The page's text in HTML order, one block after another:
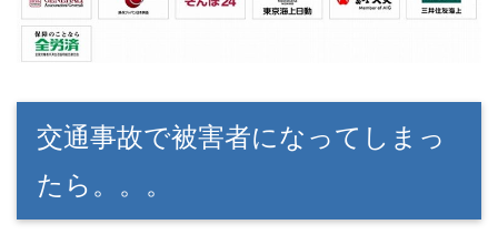
交通事故で被害者になってしまっ
たら。。。